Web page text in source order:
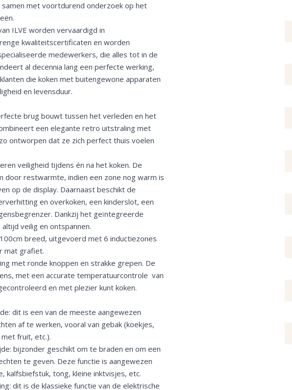
met voortdurend onderzoek op het
ILVE worden vervaardigd in
kwaliteitscertificaten en worden
medewerkers, die alles tot in de
al decennia lang een perfecte werking,
die koken met buitengewone apparaten
en levensduur.
brug bouwt tussen het verleden en het
een elegante retro uitstraling met
ontworpen dat ze zich perfect thuis voelen
veiligheid tijdens én na het koken. De
door restwarmte, indien een zone nog warm is
op de display. Daarnaast beschikt de
en overkoken, een kinderslot, een
Dankzij het geïntegreerde
veilig en ontspannen.
breed, uitgevoerd met 6 inductiezones
mat grafiet.
met ronde knoppen en strakke grepen. De
met een accurate temperatuurcontrole van
en met plezier kunt koken.
dit is een van de meeste aangewezen
af te werken, vooral van gebak (koekjes,
fruit, etc.).
bijzonder geschikt om te braden en om een
te geven. Deze functie is aangewezen
kalfsbiefstuk, tong, kleine inktvisjes, etc.
dit is de klassieke functie van de elektrische